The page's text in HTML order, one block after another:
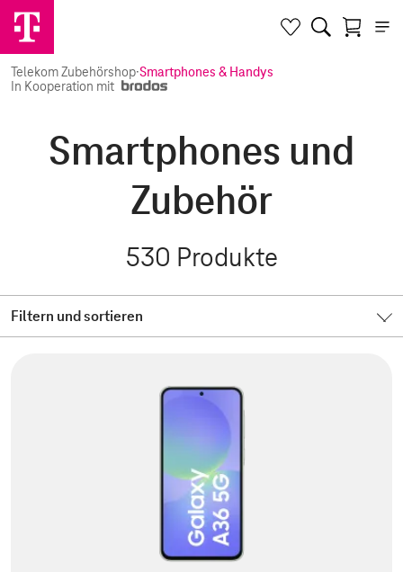
Telekom Zubehörshop·Smartphones & Handys
In Kooperation mit
Smartphones und
Zubehör
530 Produkte
Filtern und sortieren